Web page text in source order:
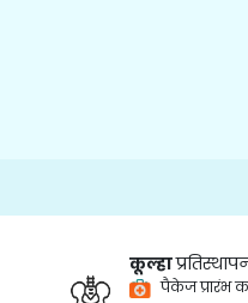
कूल्हा
पैकेज प्रारंभ